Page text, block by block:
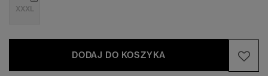
XXXL
DODAJ DO KOSZYKA